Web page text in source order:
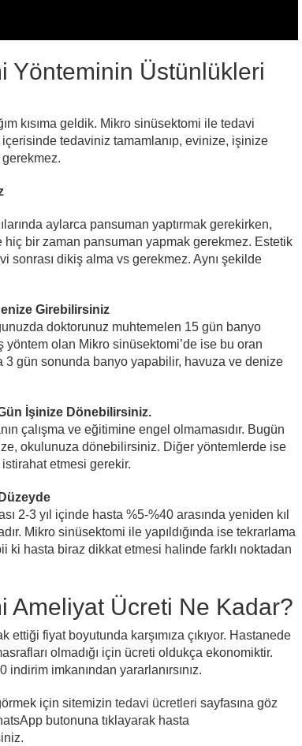
Yönteminin Üstünlükleri
kısıma geldik. Mikro sinüsektomi ile tedavi
tedaviniz tamamlanıp, evinize, işinize
aylarca pansuman yaptırmak gerekirken,
bir zaman pansuman yapmak gerekmez. Estetik
sonrası dikiş alma vs gerekmez. Aynı şekilde
Girebilirsiniz
doktorunuz muhtemelen 15 gün banyo
yöntem olan Mikro sinüsektomi’de ise bu oran
3 gün sonunda banyo yapabilir, havuza ve denize
İşinize Dönebilirsiniz.
çalışma ve eğitimine engel olmamasıdır. Bugün
okulunuza dönebilirsiniz. Diğer yöntemlerde ise
etmesi gerekir.
2-3 yıl içinde hasta %5-%40 arasında yeniden kıl
Mikro sinüsektomi ile yapıldığında ise tekrarlama
ki hasta biraz dikkat etmesi halinde farklı noktadan
Ameliyat Ücreti Ne Kadar?
ettiği fiyat boyutunda karşımıza çıkıyor. Hastanede
olmadığı için ücreti oldukça ekonomiktir.
imkanından yararlanırsınız.
için sitemizin tedavi ücretleri sayfasına göz
butonuna tıklayarak hasta